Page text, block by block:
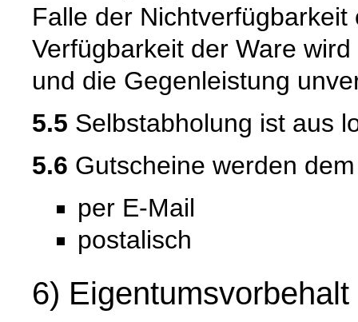
Falle der
Verfügbarkeit der Ware
und die Gegenleistung
5.5 Selbstabholung ist aus
5.6 Gutscheine werden
per E-Mail
postalisch
6) Eigentumsvorbehalt